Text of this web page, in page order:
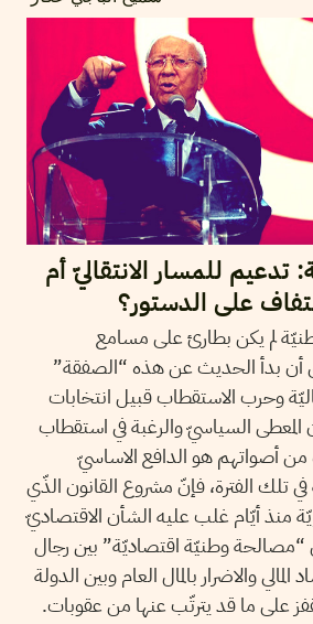
تدعيم للمسار الانتقاليّ أم
على الدستور؟
لم يكن بطارئ على مسامع
أن بدأ الحديث عن هذه “الصفقة”
وحرب الاستقطاب قبيل انتخابات
وإن كان المعطى السياسيّ والرغبة في استقطاب
من أصواتهم هو الدافع الاساسيّ
تلك الفترة، فإنّ مشروع القانون الذّي
منذ أيّام غلب عليه الشأن الاقتصاديّ
وطنيّة اقتصاديّة” بين رجال
المالي والاضرار بالمال العام وبين الدولة
على ما قد يترتّب عنها من عقوبات.